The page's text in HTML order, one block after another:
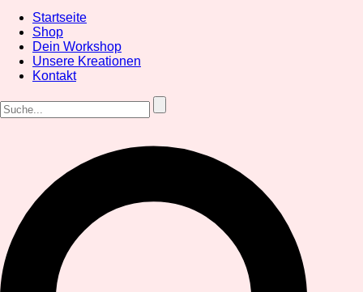
Startseite
Shop
Dein Workshop
Unsere Kreationen
Kontakt